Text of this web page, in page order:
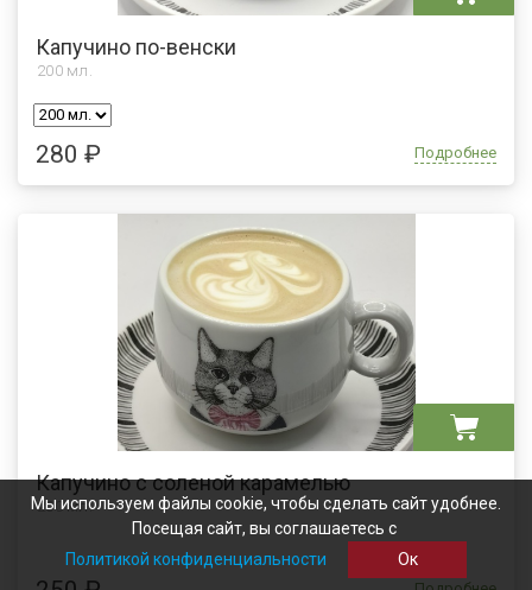
Капучино по-венски
200 мл.
280 ₽ Подробнее
Капучино с соленой карамелью
200 мл.
Мы используем файлы cookie, чтобы сделать сайт удобнее.
Посещая сайт, вы соглашаетесь с
Политикой конфиденциальности
Ок